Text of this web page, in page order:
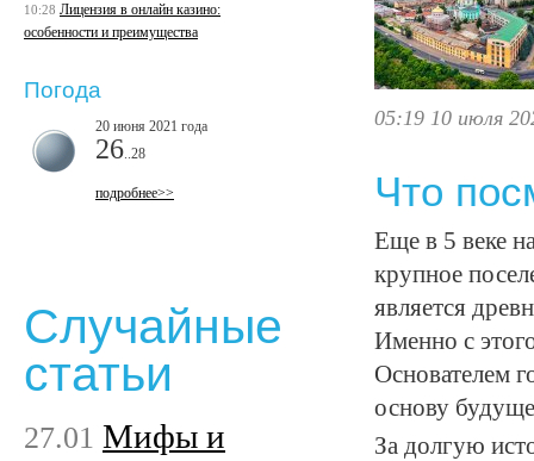
05:19 10 июля
Что
Еще в 5 веке
крупное
является
Именно с
Основателем
основу
За долгую
10:28 Лицензия в онлайн казино:
особенности и преимущества
Погода
20 июня 2021 года
26 ..28
подробнее>>
Случайные
статьи
27.01 Мифы и